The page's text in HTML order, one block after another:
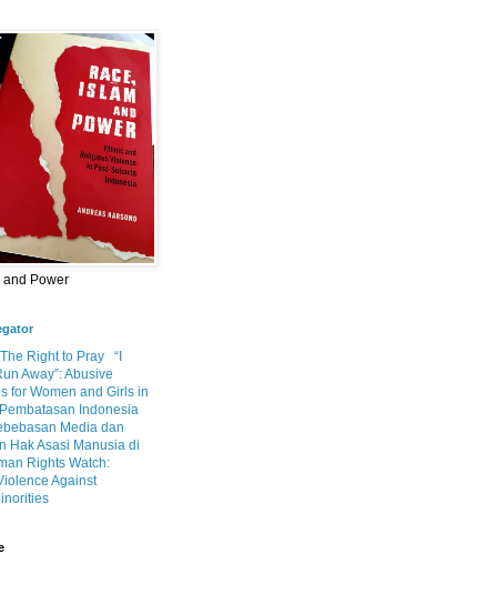
and Power
Right to Pray
“I
Away”: Abusive
for Women and Girls in
Pembatasan Indonesia
Media dan
Hak Asasi Manusia di
Rights Watch:
Against